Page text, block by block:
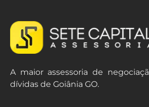
A maior assessoria de
dívidas de Goiânia GO.